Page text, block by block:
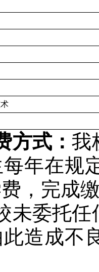
方式：我
年在规
，完成
委托任
造成不